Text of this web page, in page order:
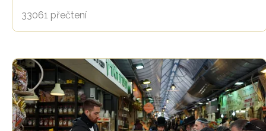
33061 přečtení